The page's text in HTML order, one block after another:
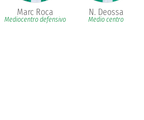
Marc Roca
Mediocentro defensivo
N. Deossa
Medio centro